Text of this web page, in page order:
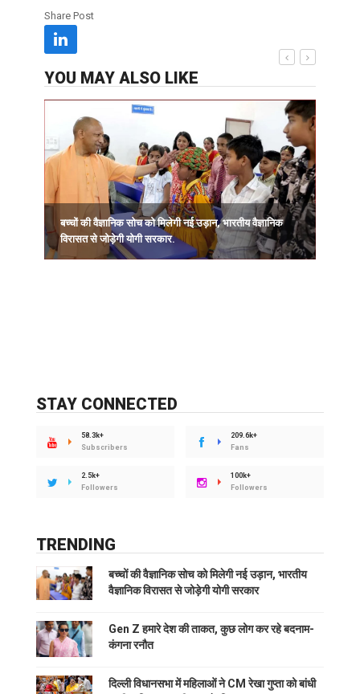
Share Post
YOU MAY ALSO LIKE
बच्चों की वैज्ञानिक सोच को मिलेगी नई उड़ान, भारतीय वैज्ञानिक
विरासत से जोड़ेगी योगी सरकार.
STAY CONNECTED
58.3k+
Subscribers
209.6k+
Fans
2.5k+
Followers
100k+
Followers
TRENDING
बच्चों की वैज्ञानिक सोच को मिलेगी नई उड़ान, भारतीय
वैज्ञानिक विरासत से जोड़ेगी योगी सरकार
Gen Z हमारे देश की ताकत, कुछ लोग कर रहे बदनाम-
कंगना रनौत
दिल्ली विधानसभा में महिलाओं ने CM रेखा गुप्ता को बांधी